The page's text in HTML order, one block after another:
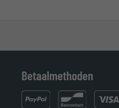
Betaalmethoden